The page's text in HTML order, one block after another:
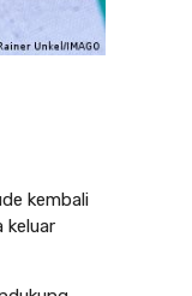
kembali
keluar